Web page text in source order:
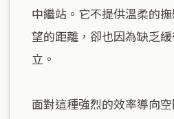
中繼站。它不提供溫柔的
望的距離，卻也因為缺乏
立。
面對這種強烈的效率導向